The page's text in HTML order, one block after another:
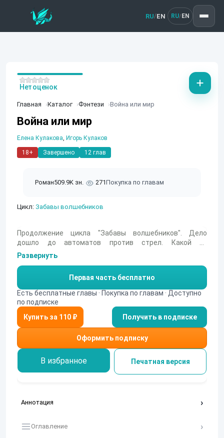
RU/EN RU/ EN
Главная Каталог Фэнтези Война или мир
Война или мир
Елена Кулакова, Игорь Кулаков
18+ Завершено 12 глав
Роман509.9K зн. 271Покупка по главам
Цикл: Забавы волшебников
Нет оценок
Продолжение цикла "Забавы волшебников". Дело
дошло до автоматов против стрел. Какой из
параллельных (таких разных и таких похожих) миров,
вступающих в контакт, быстрее скатится к обычному
омерзительному и кровавому скотству войны?
Развернуть
Первая часть бесплатно
Есть бесплатные главы · Покупка по главам · Доступно
по подписке
Получить в подписке
Оформить подписку
В избранное Печатная версия
Аннотация
Оглавление